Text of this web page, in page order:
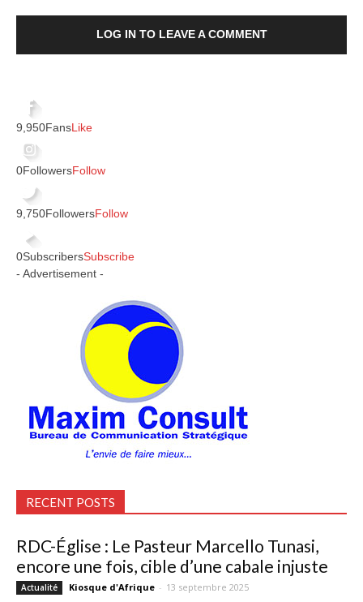
LOG IN TO LEAVE A COMMENT
9,950FansLike
0FollowersFollow
9,750FollowersFollow
0SubscribersSubscribe
- Advertisement -
RECENT POSTS
RDC-Église : Le Pasteur Marcello Tunasi,
encore une fois, cible d’une cabale injuste
Actualité Kiosque d'Afrique - 13 septembre 2025